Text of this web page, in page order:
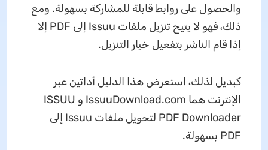
والحصول على روابط قابلة للمشاركة بسهولة. ومع
ذلك، فهو لا يتيح تنزيل ملفات Issuu إلى PDF إلا
إذا قام الناشر بتفعيل خيار التنزيل.
كبديل لذلك، استعرض هذا الدليل أداتين عبر
الإنترنت هما IssuuDownload.com و ISSUU
PDF Downloader لتحويل ملفات Issuu إلى
PDF بسهولة.